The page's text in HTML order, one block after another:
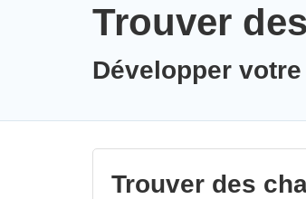
Trouver
Développer
Trouver des